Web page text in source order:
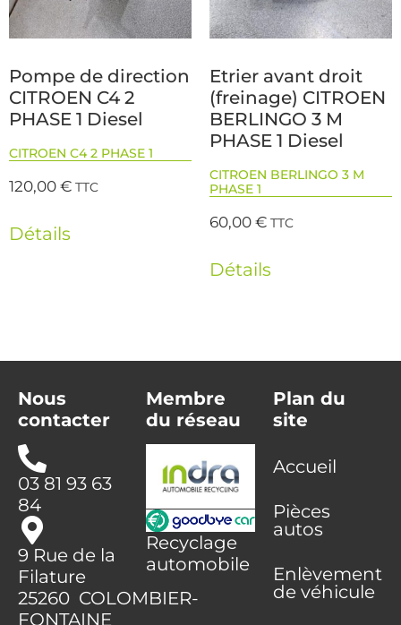
Pompe de direction
CITROEN C4 2
PHASE 1 Diesel
CITROEN C4 2 PHASE 1
120,00€ TTC
Détails
Etrier avant droit
(freinage) CITROEN
BERLINGO 3 M
PHASE 1 Diesel
CITROEN BERLINGO 3 M
PHASE 1
60,00€ TTC
Détails
Nous
contacter
03 81 93 63
84
9 Rue de la
Filature
25260 COLOMBIER-
FONTAINE
Membre
du réseau
Recyclage
automobile
Plan du
site
Accueil
Pièces
autos
Enlèvement
de véhicule